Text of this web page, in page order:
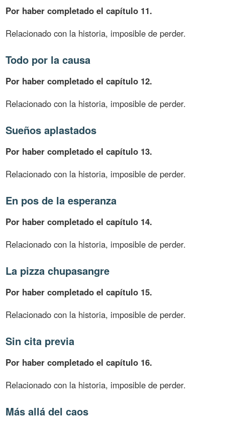
Por haber completado el capítulo 11.
Relacionado con la historia, imposible de perder.
Todo por la causa
Por haber completado el capítulo 12.
Relacionado con la historia, imposible de perder.
Sueños aplastados
Por haber completado el capítulo 13.
Relacionado con la historia, imposible de perder.
En pos de la esperanza
Por haber completado el capítulo 14.
Relacionado con la historia, imposible de perder.
La pizza chupasangre
Por haber completado el capítulo 15.
Relacionado con la historia, imposible de perder.
Sin cita previa
Por haber completado el capítulo 16.
Relacionado con la historia, imposible de perder.
Más allá del caos